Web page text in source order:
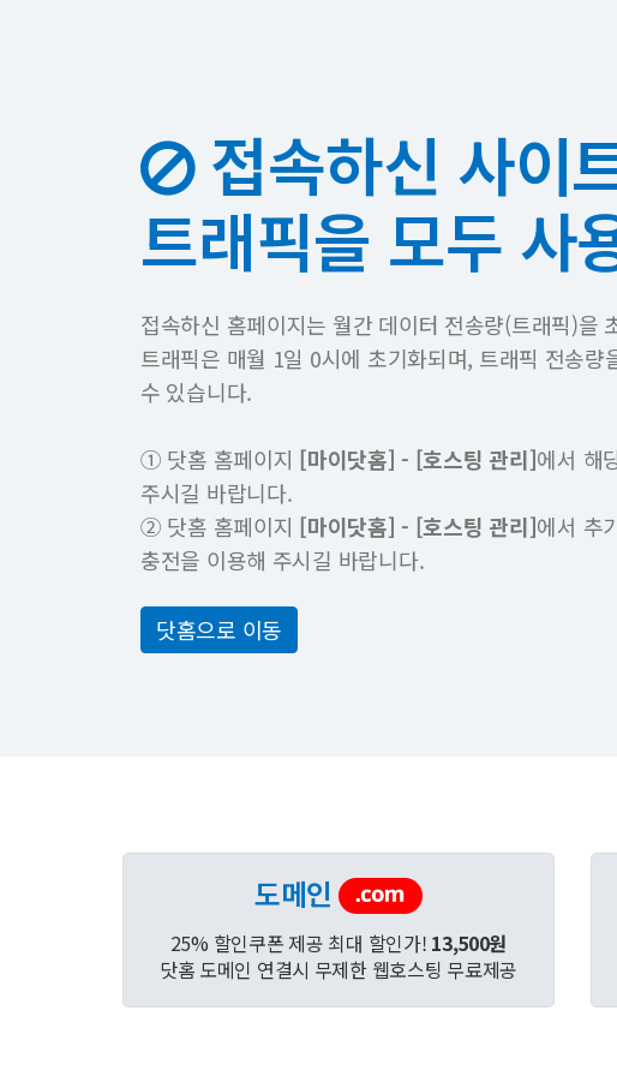
접속하신 사이
트래픽을 모두 사
접속하신 홈페이지는 월간 데이터 전송량(트래픽)을
트래픽은 매월 1일 0시에 초기화되며, 트래픽 전송
수 있습니다.
① 닷홈 홈페이지 [마이닷홈] - [호스팅 관리]에서 해
주시길 바랍니다.
② 닷홈 홈페이지 [마이닷홈] - [호스팅 관리]에서 추
충전을 이용해 주시길 바랍니다.
닷홈으로 이동
도메인
25% 할인쿠폰 제공 최대 할인가! 13,500원
닷홈 도메인 연결시 무제한 웹호스팅 무료제공